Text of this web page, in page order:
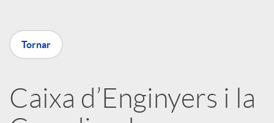
X
r
Tornar
Caixa d’Enginyers i la